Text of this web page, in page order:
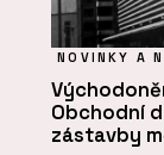
NOVINKY A
Obchodní
zástavby